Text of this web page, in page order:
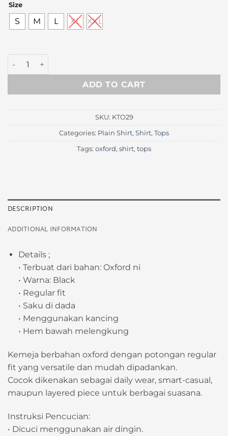
Size
S M L XL XXL
Twotone Black Oxford Shirt quantity
ADD TO CART
SKU: KTO29
Categories: Plain Shirt, Shirt, Tops
Tags: oxford, shirt, tops
DESCRIPTION
ADDITIONAL INFORMATION
Details ;
• Terbuat dari bahan: Oxford ni
• Warna: Black
• Regular fit
• Saku di dada
• Menggunakan kancing
• Hem bawah melengkung
Kemeja berbahan oxford dengan potongan regular
fit yang versatile dan mudah dipadankan.
Cocok dikenakan sebagai daily wear, smart-casual,
maupun layered piece untuk berbagai suasana.
Instruksi Pencucian:
• Dicuci menggunakan air dingin.